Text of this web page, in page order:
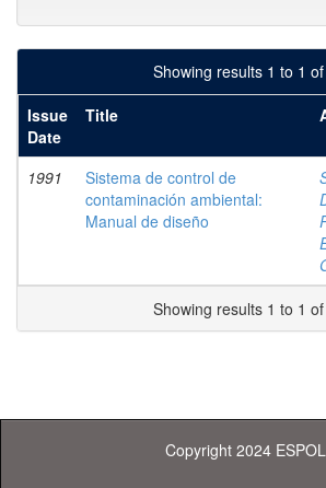
Showing results 1 to 1 of
Issue
Date
Title
1991
Sistema de control de
contaminación ambiental:
Manual de diseño
Showing results 1 to 1 of
Copyright 2024 ESPOL